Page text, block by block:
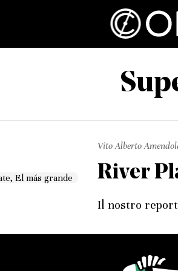
Vito Alberto
River
Il nostro